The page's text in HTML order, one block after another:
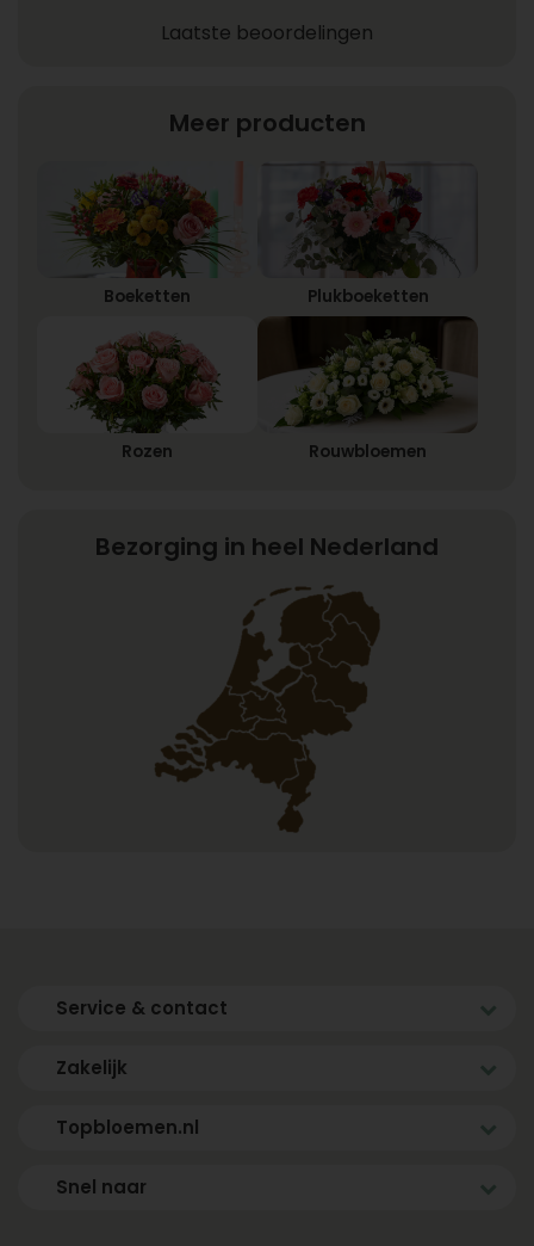
Laatste beoordelingen
Meer producten
Boeketten Plukboeketten
Rozen Rouwbloemen
Bezorging in heel Nederland
Service & contact
Zakelijk
Topbloemen.nl
Snel naar